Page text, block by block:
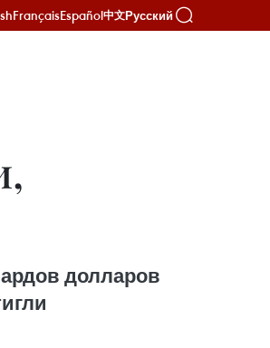
FrançaisEspañol中文Русский
долларов